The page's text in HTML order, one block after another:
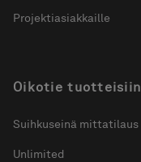
Projektiasiakkaille
Oikotie tuotteisiin
Suihkuseinä mittatilaus
Unlimited